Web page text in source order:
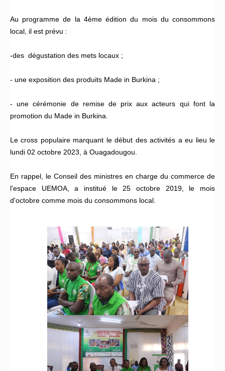
Au programme de la 4ème édition du mois du consommons
local, il est prévu :
-des dégustation des mets locaux ;
- une exposition des produits Made in Burkina ;
- une cérémonie de remise de prix aux acteurs qui font la
promotion du Made in Burkina.
Le cross populaire marquant le début des activités a eu lieu le
lundi 02 octobre 2023, à Ouagadougou.
En rappel, le Conseil des ministres en charge du commerce de
l'espace UEMOA, a institué le 25 octobre 2019, le mois
d'octobre comme mois du consommons local.